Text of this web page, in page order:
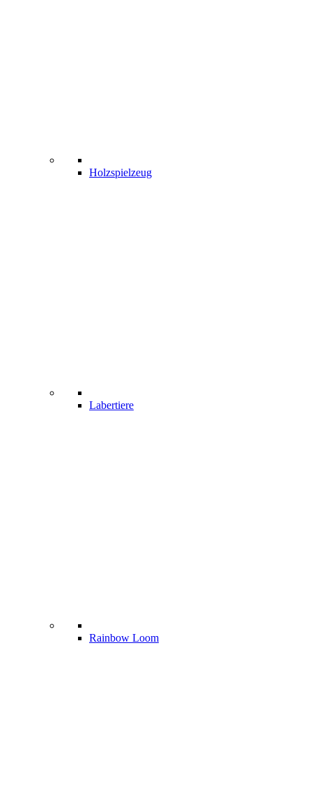
Holzspielzeug
Labertiere
Rainbow Loom